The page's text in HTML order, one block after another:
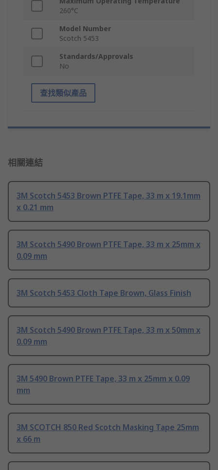
260°C
Model Number
Scotch 5453
Standards/Approvals
No
查找類似產品
相關連結
3M Scotch 5453 Brown PTFE Tape, 33 m x 19.1mm
x 0.21 mm
3M Scotch 5490 Brown PTFE Tape, 33 m x 25mm x
0.09 mm
3M Scotch 5453 Cloth Tape Brown, Glass Finish
3M Scotch 5490 Brown PTFE Tape, 33 m x 50mm x
0.09 mm
3M 5490 Brown PTFE Tape, 33 m x 25mm x 0.09
mm
3M SCOTCH 850 Red Scotch Masking Tape 25mm
x 66 m